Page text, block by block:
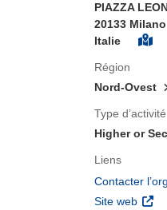
PIAZZA
20133 Milano
Italie
Région
Nord-Ovest
Type d’activité
Higher or
Liens
Contacter
Site web